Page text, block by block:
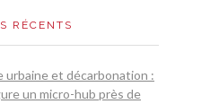
RÉCENTS
urbaine et décarbonation :
un micro-hub près de